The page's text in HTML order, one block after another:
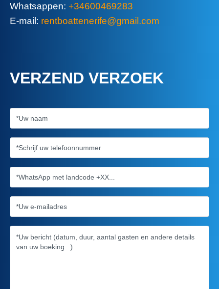
Whatsappen: +34600469283
E-mail: rentboattenerife@gmail.com
VERZEND VERZOEK